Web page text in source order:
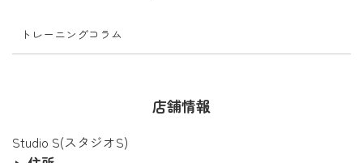
トレーニングコラム
店舗情報
Studio S(スタジオS)